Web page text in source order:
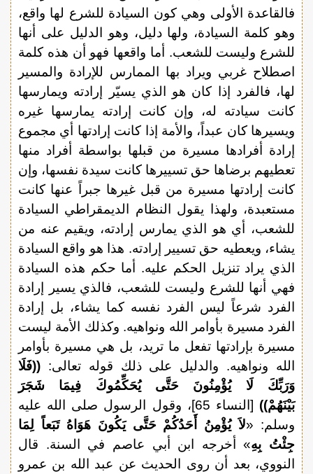
فالقاعدة الأولى وهي كون السيادة للشرع لها واقع،
وهو كلمة السيادة، ولها دليل، وهو الدليل على أنها
للشرع وليست للشعب. أما واقعها فهو أن هذه كلمة
اصطلاح غربي ويراد بها الممارس للإرادة والمسير
لها، فالفرد إذا كان هو الذي يسيّر إرادته ويمارسها
كانت سيادته له، وإن كانت إرادته يمارسها غيره
ويسيرها كان عبداً، والأمة إذا كانت إرادتها أي مجموع
إرادة أفرادها مسيرة من قبلها بواسطة أفراد منها
تعطيهم برضاها حق تسييرها كانت سيدة نفسها، وإن
كانت إرادتها مسيرة من قبل غيرها جبراً عنها كانت
مستعبدة، ولهذا يقول النظام الديمقراطي السيادة
للشعب، أي هو الذي يمارس إرادته، ويقيم عنه من
يشاء، ويعطيه حق تسيير إرادته. هذا هو واقع السيادة
الذي يراد تنزيل الحكم عليه. أما حكم هذه السيادة
فهي أنها للشرع وليست للشعب، فالذي يسير إرادة
الفرد شرعاً ليس الفرد نفسه كما يشاء، بل إرادة
الفرد مسيرة بأوامر الله ونواهيه. وكذلك الأمة ليست
مسيرة بإرادتها تفعل ما تريد، بل هي مسيرة بأوامر
الله ونواهيه. والدليل على ذلك قوله تعالى: ((فَلَا
وَرَبِّكَ لَا يُؤْمِنُونَ حَتَّى يُحَكِّمُوكَ فِيمَا شَجَرَ
بَيْنَهُمْ))
[النساء 65]، وقول الرسول صلى الله عليه
وسلم: «لاَ يُؤْمِنُ أَحَدُكُمْ حَتَّى يَكُونَ هَوَاهُ تَبَعاً لِمَا
جِئْتُ بِهِ» أخرجه ابن أبي عاصم في السنة. قال
النووي، بعد أن روى الحديث عن عبد الله بن عمرو